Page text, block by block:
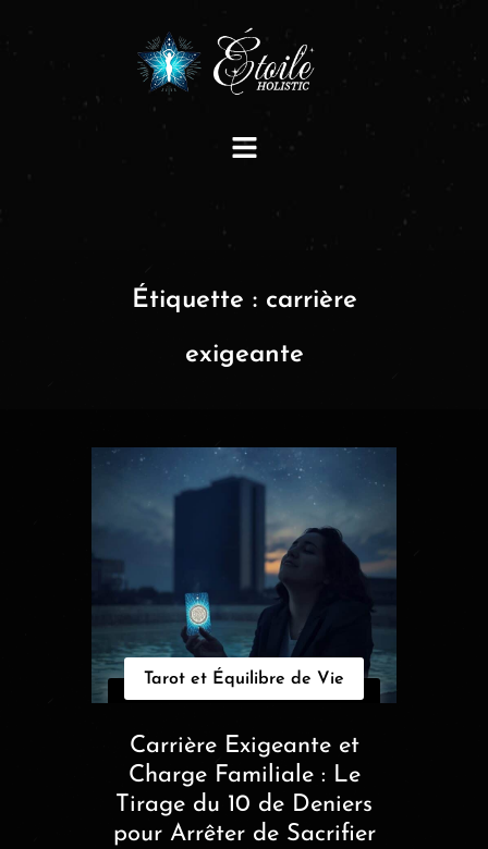
Étiquette : carrière
exigeante
Tarot et Équilibre de Vie
Carrière Exigeante et
Charge Familiale : Le
Tirage du 10 de Deniers
pour Arrêter de Sacrifier